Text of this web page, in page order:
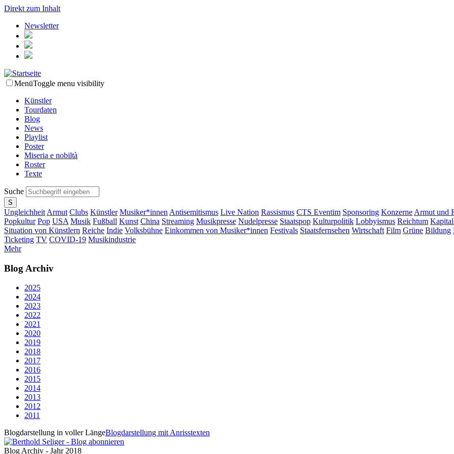
Direkt zum Inhalt
Newsletter
MenüToggle menu visibility
Künstler
Tourdaten
Blog
News
Playlist
Poster
Miseria e nobiltà
Roster
Texte
Suche
Ungleichheit Armut Clubs Künstler Musiker*innen Antisemitismus Live Nation Rassismus CTS Eventim Sponsoring Konzerne Armut und
Popkultur Pop USA Musik Fußball Kunst China Streaming Musikpresse Nudelpresse Staatspop Kulturpolitik Lobbyismus Reichtum
Situation von Künstlern Reiche Indie Volksbühne Einkommen von Musiker*innen Festivals Staatsfernsehen Wirtschaft Film Grüne Bildung
Ticketing TV COVID-19 Musikindustrie
Mehr
Blog Archiv
2025
2024
2023
2022
2021
2020
2019
2018
2017
2016
2015
2014
2013
2012
2011
Blogdarstellung in voller LängeBlogdarstellung mit Anrisstexten
Blog Archiv - Jahr 2018